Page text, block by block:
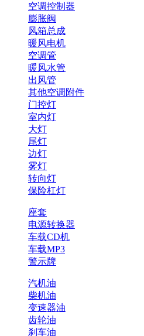
空调控制器
膨胀阀
风箱总成
暖风电机
空调管
暖风水管
出风管
其他空调附件
门控灯
室内灯
大灯
尾灯
边灯
雾灯
转向灯
保险杠灯
座套
电源转换器
车载CD机
车载MP3
警示牌
汽机油
柴机油
变速器油
齿轮油
刹车油